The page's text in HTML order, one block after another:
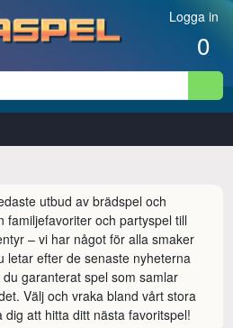
Logga in
0
utbud av brädspel och
familjefavoriter och partyspel till
– vi har något för alla smaker
letar efter de senaste nyheterna
garanterat spel som samlar
Välj och vraka bland vårt stora
att hitta ditt nästa favoritspel!